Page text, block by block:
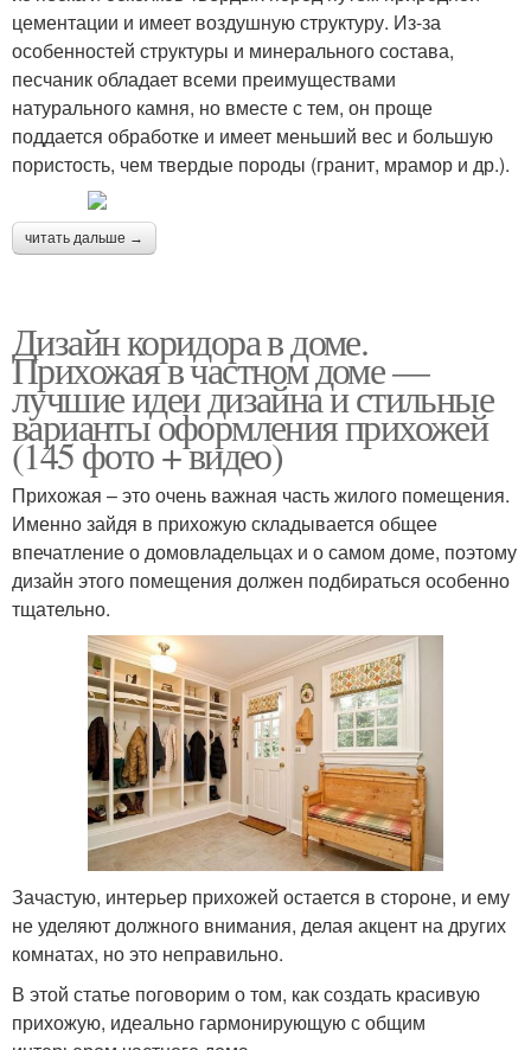
цементации и имеет воздушную структуру. Из-за
особенностей структуры и минерального состава,
песчаник обладает всеми преимуществами
натурального камня, но вместе с тем, он проще
поддается обработке и имеет меньший вес и большую
пористость, чем твердые породы (гранит, мрамор и др.).
читать дальше →
Дизайн коридора в доме.
Прихожая в частном доме —
лучшие идеи дизайна и стильные
варианты оформления прихожей
(145 фото + видео)
Прихожая – это очень важная часть жилого помещения.
Именно зайдя в прихожую складывается общее
впечатление о домовладельцах и о самом доме, поэтому
дизайн этого помещения должен подбираться особенно
тщательно.
Зачастую, интерьер прихожей остается в стороне, и ему
не уделяют должного внимания, делая акцент на других
комнатах, но это неправильно.
В этой статье поговорим о том, как создать красивую
прихожую, идеально гармонирующую с общим